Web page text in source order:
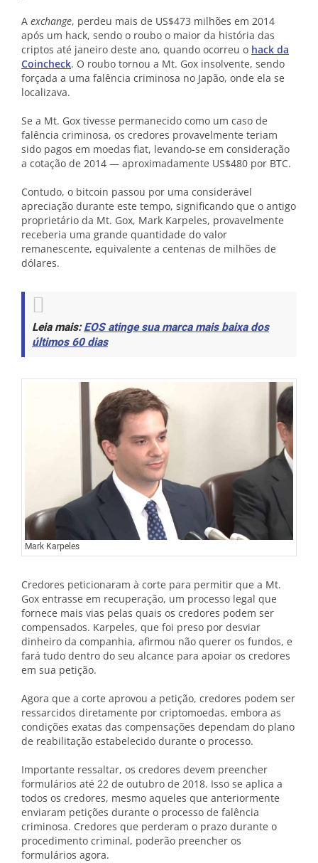
A exchange, perdeu mais de US$473 milhões em 2014
após um hack, sendo o roubo o maior da história das
criptos até janeiro deste ano, quando ocorreu o hack da
Coincheck. O roubo tornou a Mt. Gox insolvente, sendo
forçada a uma falência criminosa no Japão, onde ela se
localizava.
Se a Mt. Gox tivesse permanecido como um caso de
falência criminosa, os credores provavelmente teriam
sido pagos em moedas fiat, levando-se em consideração
a cotação de 2014 — aproximadamente US$480 por BTC.
Contudo, o bitcoin passou por uma considerável
apreciação durante este tempo, significando que o antigo
proprietário da Mt. Gox, Mark Karpeles, provavelmente
receberia uma grande quantidade do valor
remanescente, equivalente a centenas de milhões de
dólares.
Leia mais:EOS atinge sua marca mais baixa dos
últimos 60 dias
Mark Karpeles
Credores peticionaram à corte para permitir que a Mt.
Gox entrasse em recuperação, um processo legal que
fornece mais vias pelas quais os credores podem ser
compensados. Karpeles, que foi preso por desviar
dinheiro da companhia, afirmou não querer os fundos, e
fará tudo dentro do seu alcance para apoiar os credores
em sua petição.
Agora que a corte aprovou a petição, credores podem ser
ressarcidos diretamente por criptomoedas, embora as
condições exatas das compensações dependam do plano
de reabilitação estabelecido durante o processo.
Importante ressaltar, os credores devem preencher
formulários até 22 de outubro de 2018. Isso se aplica a
todos os credores, mesmo aqueles que anteriormente
enviaram petições durante o processo de falência
criminosa. Credores que perderam o prazo durante o
procedimento criminal, poderão preencher os
formulários agora.